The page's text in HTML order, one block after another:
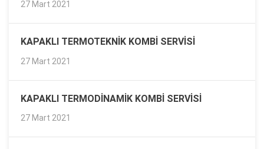
27 Mart 2021
KAPAKLI TERMOTEKNIK KOMBI SERVISI
27 Mart 2021
KAPAKLI TERMODINAMIK KOMBI SERVISI
27 Mart 2021